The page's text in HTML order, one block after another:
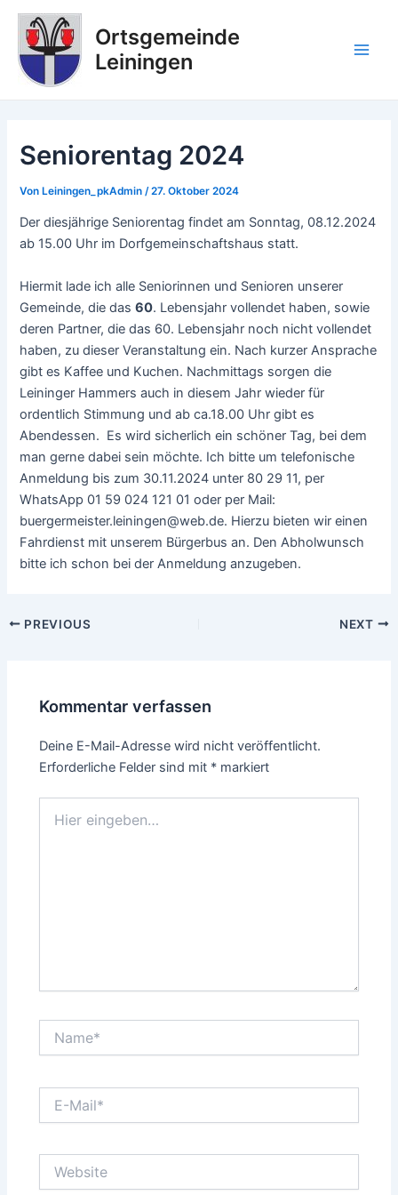
Zum
Inhalt
springen
Ortsgemeinde
Leiningen
Seniorentag 2024
Von Leiningen_pkAdmin/27. Oktober 2024
Der diesjährige Seniorentag findet am Sonntag, 08.12.2024
ab 15.00 Uhr im Dorfgemeinschaftshaus statt.
Hiermit lade ich alle Seniorinnen und Senioren unserer
Gemeinde, die das60. Lebensjahr vollendet haben, sowie
deren Partner, die das 60. Lebensjahr noch nicht vollendet
haben, zu dieser Veranstaltung ein. Nach kurzer Ansprache
gibt es Kaffee und Kuchen. Nachmittags sorgen die
Leininger Hammers auch in diesem Jahr wieder für
ordentlich Stimmung und ab ca.18.00 Uhr gibt es
Abendessen. Es wird sicherlich ein schöner Tag, bei dem
man gerne dabei sein möchte. Ich bitte um telefonische
Anmeldung bis zum 30.11.2024 unter 80 29 11, per
WhatsApp 01 59 024 121 01 oder per Mail:
buergermeister.leiningen@web.de. Hierzu bieten wir einen
Fahrdienst mit unserem Bürgerbus an. Den Abholwunsch
bitte ich schon bei der Anmeldung anzugeben.
Post
navigation
PREVIOUS NEXT
Kommentar verfassen
Deine E-Mail-Adresse wird nicht veröffentlicht.
Erforderliche Felder sind mit * markiert
eingeben…
Mail*